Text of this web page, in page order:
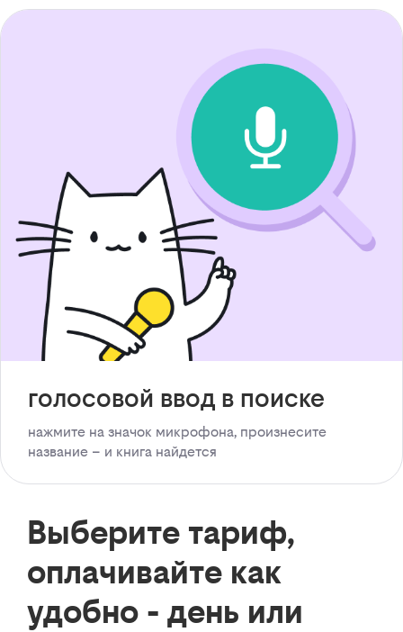
голосовой ввод в поиске
нажмите на значок микрофона, произнесите
название – и книга найдется
Выберите тариф,
оплачивайте как
удобно - день или